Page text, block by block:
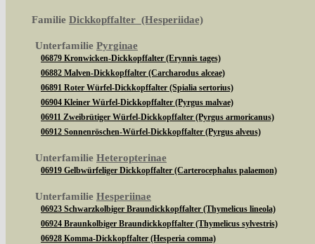
Familie Dickkopffalter (Hesperiidae)
Unterfamilie Pyrginae
06879 Kronwicken-Dickkopffalter (Erynnis tages)
06882 Malven-Dickkopffalter (Carcharodus alceae)
06891 Roter Würfel-Dickkopffalter (Spialia sertorius)
06904 Kleiner Würfel-Dickkopffalter (Pyrgus malvae)
06911 Zweibrütiger Würfel-Dickkopffalter (Pyrgus armoricanus)
06912 Sonnenröschen-Würfel-Dickkopffalter (Pyrgus alveus)
Unterfamilie Heteropterinae
06919 Gelbwürfeliger Dickkopffalter (Carterocephalus palaemon)
Unterfamilie Hesperiinae
06923 Schwarzkolbiger Braundickkopffalter (Thymelicus lineola)
06924 Braunkolbiger Braundickkopffalter (Thymelicus sylvestris)
06928 Komma-Dickkopffalter (Hesperia comma)